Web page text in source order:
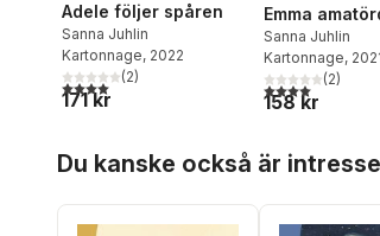
Adele följer spåren
Sanna Juhlin
Kartonnage, 2022
4,0utav 5 stjärnor. Totalt antal röster:
(2)
171 kr
Emma
Sanna Juhlin
Kartonnage,
4,0utav 5(2)
158 kr
Du kanske också är